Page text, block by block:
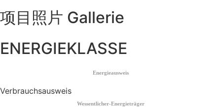
项目照片 Gallerie
ENERGIEKLASSE
Energieausweis
Verbrauchsausweis
Wessentlicher-Energieträger